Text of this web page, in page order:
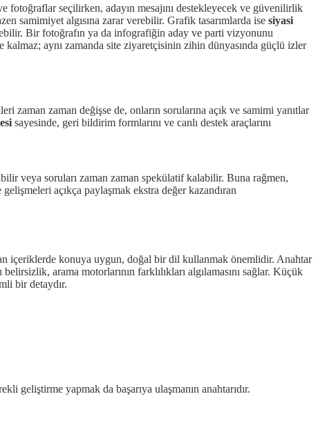
fotoğraflar seçilirken, adayın mesajını destekleyecek ve güvenilirlik
samimiyet algısına zarar verebilir. Grafik tasarımlarda ise siyasi
Bir fotoğrafın ya da infografiğin aday ve parti vizyonunu
aynı zamanda site ziyaretçisinin zihin dünyasında güçlü izler
zaman değişse de, onların sorularına açık ve samimi yanıtlar
sayesinde, geri bildirim formlarını ve canlı destek araçlarını
veya soruları zaman zaman spekülatif kalabilir. Buna rağmen,
açıkça paylaşmak ekstra değer kazandıran
içeriklerde konuya uygun, doğal bir dil kullanmak önemlidir. Anahtar
arama motorlarının farklılıkları algılamasını sağlar. Küçük
bir detaydır.
geliştirme yapmak da başarıya ulaşmanın anahtarıdır.